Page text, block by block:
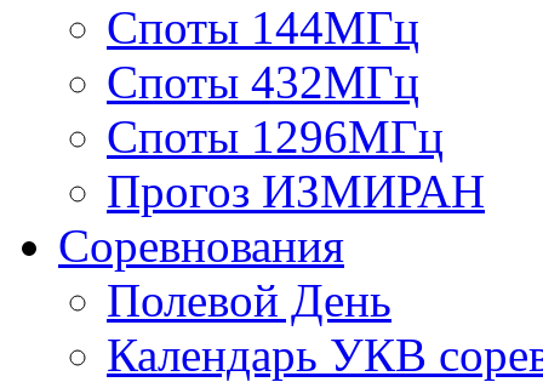
Споты 144МГц
Споты 432МГц
Споты 1296МГц
Прогоз ИЗМИРАН
Соревнования
Полевой День
Календарь УКВ